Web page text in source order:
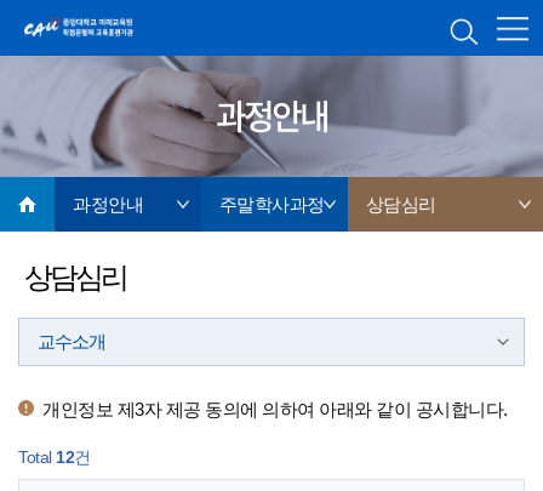
과정안내
과정안내 주말학사과정 상담심리
상담심리
교수소개
​개인정보 제3자 제공 동의에 의하여 아래와 같이 공시합니다.
Total 12건